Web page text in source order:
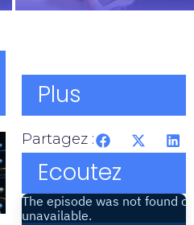
Plus
Partagez :
Ecoutez